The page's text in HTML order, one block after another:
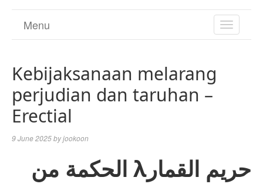
TOGGLE
Menu
Kebijaksanaan melarang
perjudian dan taruhan –
Erectial
9 June 2025byjookoon
الحكمة من λحريم القمار